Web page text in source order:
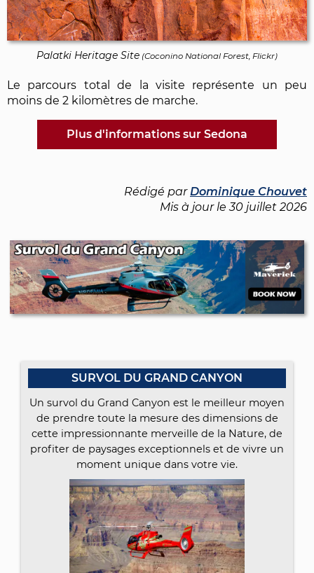
Palatki Heritage Site (Coconino National Forest, Flickr)
Le parcours total de la visite représente un peu
moins de 2 kilomètres de marche.
Plus d'informations sur Sedona
Rédigé par Dominique Chouvet
Mis à jour le30 juillet 2026
SURVOL DU GRAND CANYON
Un survol du Grand Canyon est le meilleur moyen
de prendre toute la mesure des dimensions de
cette impressionnante merveille de la Nature, de
profiter de paysages exceptionnels et de vivre un
moment unique dans votre vie.